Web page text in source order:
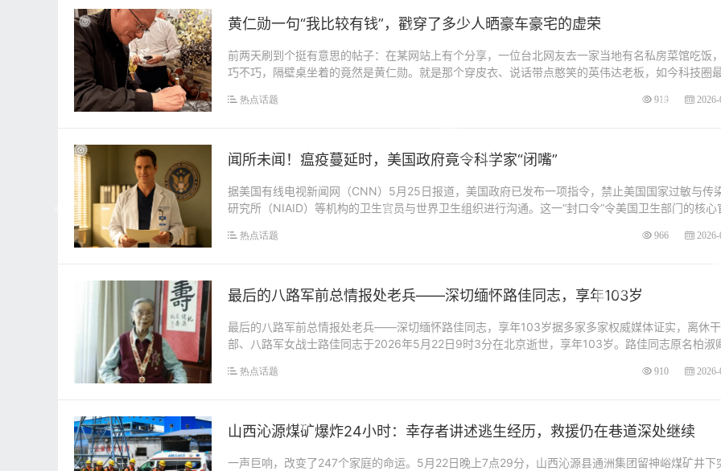
黄仁勋一句“我比较有钱”，戳穿了多少人晒豪车豪宅的虚荣
前两天刷到个挺有意思的帖子：在某网站上有个分享，一位台北网友去一家当地有名私房菜馆吃饭
巧不巧，隔壁桌坐着的竟然是黄仁勋。就是那个穿皮衣、说话带点憨笑的英伟达老板，如今科技圈
热点话题 919
闻所未闻！瘟疫蔓延时，美国政府竟令科学家“闭嘴”
据美国有线电视新闻网（CNN）5月25日报道，美国政府已发布一项指令，禁止美国国家过敏与传
研究所（NIAID）等机构的卫生官员与世界卫生组织进行沟通。这一“封口令”令美国卫生部门的核心
热点话题 966
最后的八路军前总情报处老兵——深切缅怀路佳同志，享年103岁
最后的八路军前总情报处老兵——深切缅怀路佳同志，享年103岁据多家多家权威媒体证实，离休干
部、八路军女战士路佳同志于2026年5月22日9时3分在北京逝世，享年103岁。路佳同志原名柏淑
热点话题 910
山西沁源煤矿爆炸24小时：幸存者讲述逃生经历，救援仍在巷道深处继续
一声巨响，改变了247个家庭的命运。5月22日晚上7点29分，山西沁源县通洲集团留神峪煤矿井下